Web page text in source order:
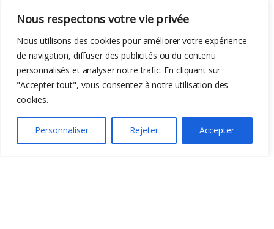
Nous respectons votre vie privée
Nous utilisons des cookies pour améliorer votre expérience
de navigation, diffuser des publicités ou du contenu
personnalisés et analyser notre trafic. En cliquant sur
"Accepter tout", vous consentez à notre utilisation des
cookies.
Personnaliser Rejeter Accepter
Bricolage
Fossibot SP200
panneau 200w
-46%